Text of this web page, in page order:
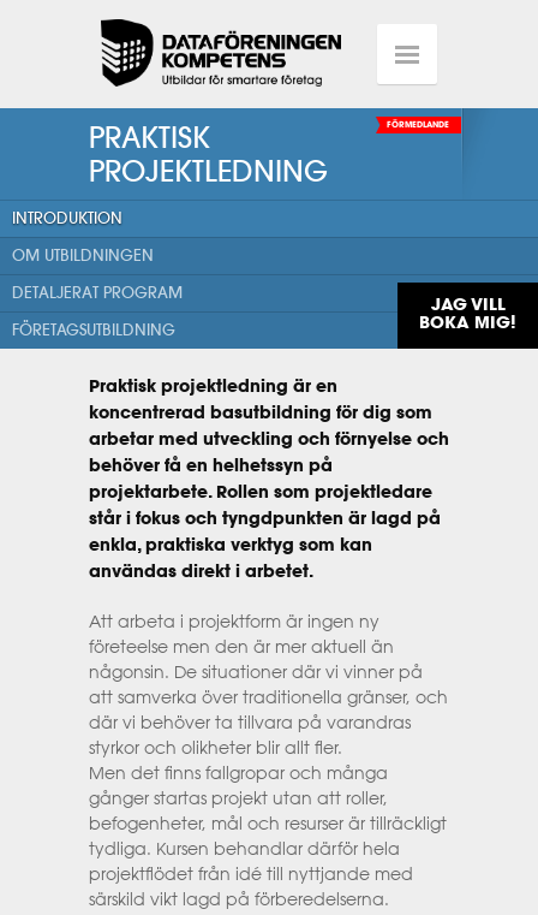
PRAKTISK
PROJEKTLEDNING
FÖRMEDLANDE
INTRODUKTION
OM UTBILDNINGEN
DETALJERAT PROGRAM
FÖRETAGSUTBILDNING
JAG VILL
BOKA MIG!
Praktisk projektledning är en
koncentrerad basutbildning för dig som
arbetar med utveckling och förnyelse och
behöver få en helhetssyn på
projektarbete. Rollen som projektledare
står i fokus och tyngdpunkten är lagd på
enkla, praktiska verktyg som kan
användas direkt i arbetet.
Att arbeta i projektform är ingen ny
företeelse men den är mer aktuell än
någonsin. De situationer där vi vinner på
att samverka över traditionella gränser, och
där vi behöver ta tillvara på varandras
styrkor och olikheter blir allt fler.
Men det finns fallgropar och många
gånger startas projekt utan att roller,
befogenheter, mål och resurser är tillräckligt
tydliga. Kursen behandlar därför hela
projektflödet från idé till nyttjande med
särskild vikt lagd på förberedelserna.